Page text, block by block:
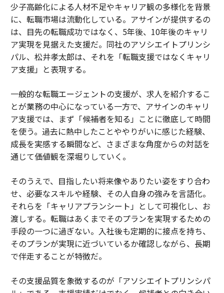
少子高齢化による人材不足やキャリア観の多様化を背景
に、転職市場は流動化している。アサインが提供するの
は、目先の転職成功ではなく、5年後、10年後のキャリ
ア実現を見据えた支援だ。同社のアソシエイトプリンシ
パル、松井孝太郎は、それを「転職支援ではなくキャリ
ア支援」と表現する。
一般的な転職エージェントの支援が、求人を紹介するこ
とが業務の中心になっている一方で、アサインのキャリ
ア支援では、まず「候補者を知る」ことに徹底して時間
を使う。過去に熱中したことややりがいに感じた経験、
成長を実感する瞬間など、さまざまな角度からの対話を
通じて価値観を深堀りしていく。
そのうえで、目指したい将来像やありたい姿をすり合わ
せ、必要なスキルや経験、その人自身の強みを言語化。
それらを「キャリアプランシート」として可視化し、お
渡しする。転職はあくまでそのプランを実現するための
手段の一つに過ぎない。入社後も定期的に接点を持ち、
そのプランが実現に近づいているか確認しながら、長期
で伴走することが特徴だ。
その支援品質を象徴するのが「アソシエイトプリンシパ